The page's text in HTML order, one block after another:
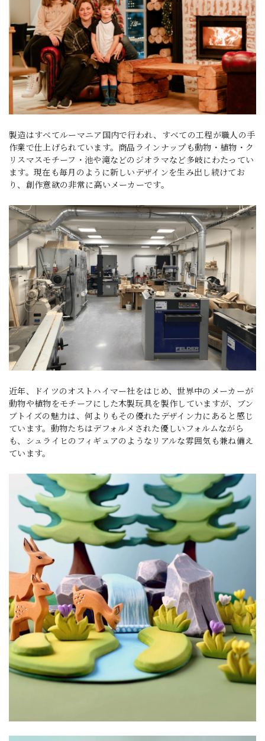
製造はすべてルーマニア国内で行われ、すべての工程が職人の手
作業で仕上げられています。商品ラインナップも動物・植物・ク
リスマスモチーフ・池や滝などのジオラマなど多岐にわたってい
ます。現在も毎月のように新しいデザインを生み出し続けてお
り、創作意欲の非常に高いメーカーです。
近年、ドイツのオストハイマー社をはじめ、世界中のメーカーが
動物や植物をモチーフにした木製玩具を製作していますが、ブン
ブトイズの魅力は、何よりもその優れたデザイン力にあると感じ
ています。動物たちはデフォルメされた優しいフォルムながら
も、シュライヒのフィギュアのようなリアルな雰囲気も兼ね備え
ています。